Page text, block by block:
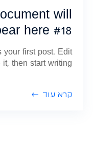
will
here #18
your first post. Edit
then start writing!
קרא עוד